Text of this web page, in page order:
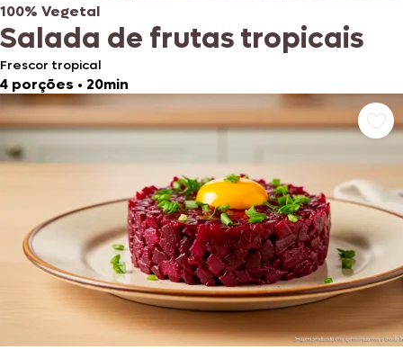
100% Vegetal
Salada de frutas tropicais
Frescor tropical
4 porções • 20min